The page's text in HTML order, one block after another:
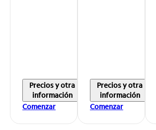
Precios y otra
información
Comenzar
Precios y otra
información
Comenzar